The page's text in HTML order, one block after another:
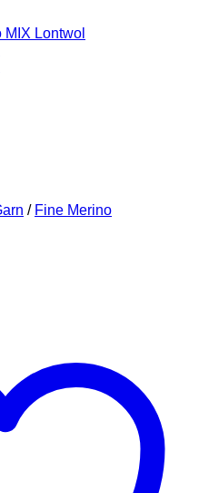
Lontwol
/ Fine Merino